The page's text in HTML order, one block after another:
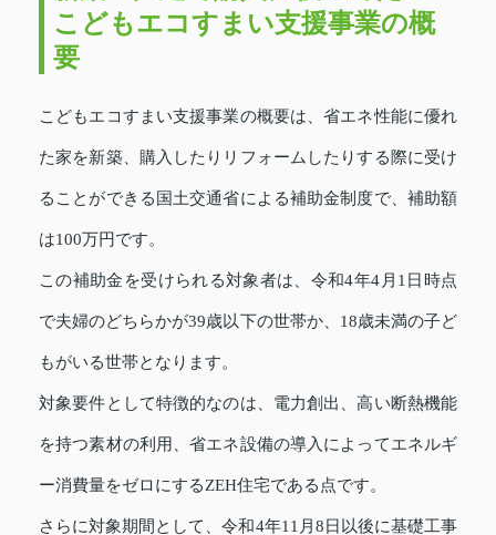
こどもエコすまい支援事業の概
要
こどもエコすまい支援事業の概要は、省エネ性能に優れ
た家を新築、購入したりリフォームしたりする際に受け
ることができる国土交通省による補助金制度で、補助額
は100万円です。
この補助金を受けられる対象者は、令和4年4月1日時点
で夫婦のどちらかが39歳以下の世帯か、18歳未満の子ど
もがいる世帯となります。
対象要件として特徴的なのは、電力創出、高い断熱機能
を持つ素材の利用、省エネ設備の導入によってエネルギ
ー消費量をゼロにするZEH住宅である点です。
さらに対象期間として、令和4年11月8日以後に基礎工事